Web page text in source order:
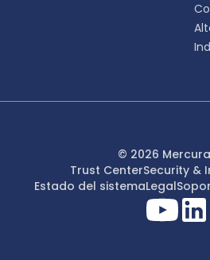
© 2026
Trust CenterSecurity &
Estado del sistemaLegal